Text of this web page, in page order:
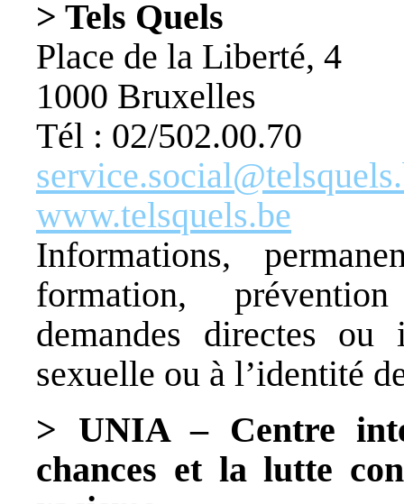
> Tels Quels
Place de la Liberté, 4
1000 Bruxelles
Tél : 02/502.00.70
www.telsquels.be
Informations,
formation,
demandes directes ou
sexuelle ou à l’identité
> UNIA – Centre
chances et la lutte